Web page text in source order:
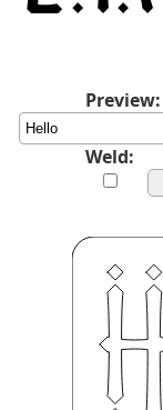
Preview:
Weld: